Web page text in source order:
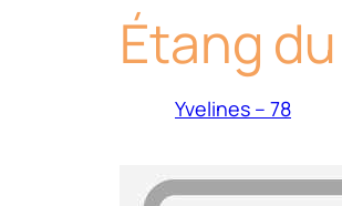
Étang
Yvelines – 78